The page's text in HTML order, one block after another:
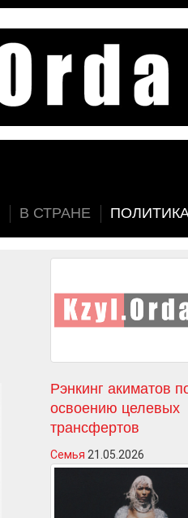
В СТРАНЕ
Рэнкинг акиматов
освоению целевых
трансфертов
Семья 21.05.2026